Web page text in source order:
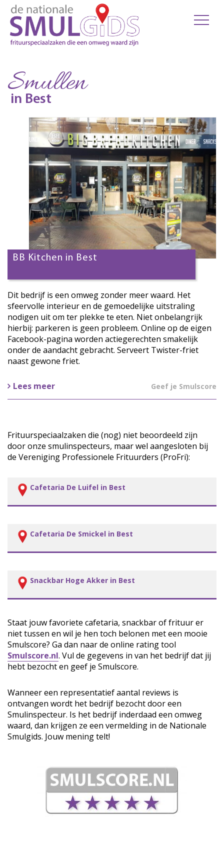
Smullen
in Best
BB Kitchen in Best
Dit bedrijf is een omweg zonder meer waard. Het
sfeervolle interieur en de gemoedelijke uitstraling
nodigen uit om ter plekke te eten. Niet onbelangrijk
hierbij: parkeren is geen probleem. Online op de eigen
Facebook-pagina worden actiegerechten smakelijk
onder de aandacht gebracht. Serveert Twister-friet
naast gewone friet.
Lees meer Geef je Smulscore
Frituurspeciaalzaken die (nog) niet beoordeeld zijn
door onze smulinspecteurs, maar wel aangesloten bij
de Vereniging Professionele Frituurders (ProFri):
Cafetaria De Luifel in Best
Cafetaria De Smickel in Best
Snackbar Hoge Akker in Best
Staat jouw favoriete cafetaria, snackbar of frituur er
niet tussen en wil je hen toch belonen met een mooie
Smulscore? Ga dan naar de online rating tool
Smulscore.nl. Vul de gegevens in van het bedrijf dat jij
hebt bezocht en geef je Smulscore.
Wanneer een representatief aantal reviews is
ontvangen wordt het bedrijf bezocht door een
Smulinspecteur. Is het bedrijf inderdaad een omweg
waard, dan krijgen ze een vermelding in de Nationale
Smulgids. Jouw mening telt!